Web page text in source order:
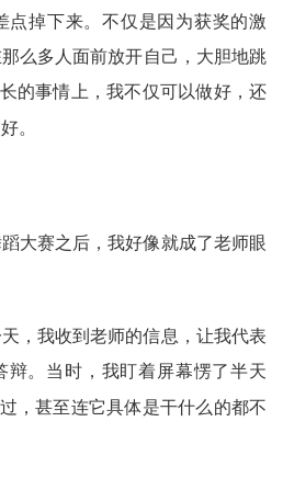
点掉下来。不仅是因为获奖的激
么多人面前放开自己，大胆地跳
的事情上，我不仅可以做好，还
。
大赛之后，我好像就成了老师眼
，我收到老师的信息，让我代表
辩。当时，我盯着屏幕愣了半天
，甚至连它具体是干什么的都不